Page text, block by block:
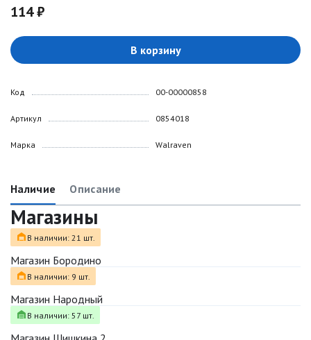
114 ₽
В корзину
Код
Артикул
Марка
00-00000858
0854018
Walraven
Наличие Описание
Магазины
В наличии: 21 шт.
Магазин Бородино
В наличии: 9 шт.
Магазин Народный
В наличии: 57 шт.